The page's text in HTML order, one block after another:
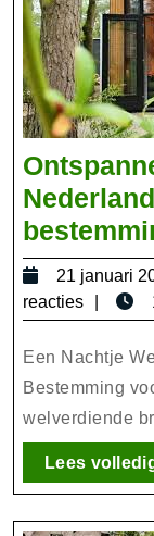
21 januari
reacties
Een Nachtje
Bestemming
welverdiende
Lees